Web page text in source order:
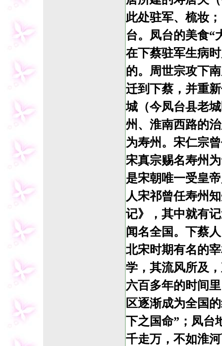
此处驻军、梳妆
台。凤台的美食“
在下蔡驻军生病
的。周世宗攻下
迁到下蔡，并重
城（今凤台县老
州、淮南西路的
为寿州。宋仁宗
宋真宗赐名寿州
是宋朝唯一受皇
人宋祁曾任寿州
记》，其中就有
闻名全国。下蔡
北宋时期有名的
学，其流风所及
六百多年的时间
区逐渐成为全国
下之国命”；凤台
千走万，不如淮